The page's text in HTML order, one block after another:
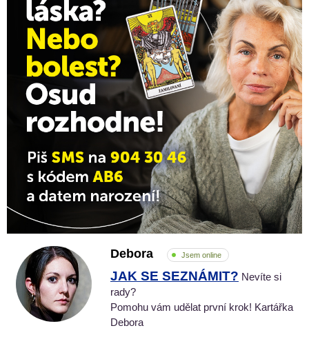
Debora Jsem online
JAK SE SEZNÁMIT? Nevíte si
rady?
Pomohu vám udělat první krok! Kartářka
Debora